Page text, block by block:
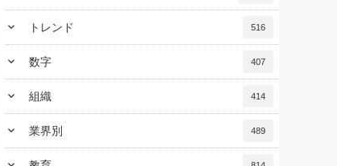
keyboard_arrow_down トレンド 516
keyboard_arrow_down 数字 407
keyboard_arrow_down 組織 414
keyboard_arrow_down 業界別 489